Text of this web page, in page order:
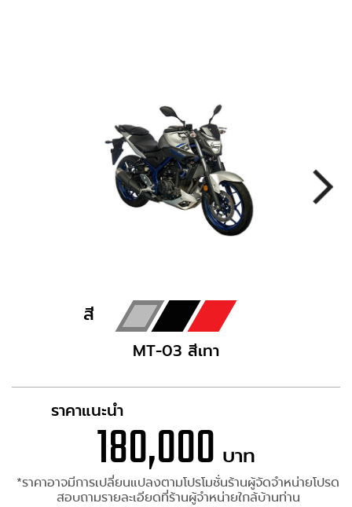
สี
MT-03 สีเทา
ราคาแนะนำ
180,000 บาท
*ราคาอาจมีการเปลี่ยนแปลงตามโปรโมชั่นร้านผู้จัดจำหน่ายโปรด
สอบถามรายละเอียดที่ร้านผู้จำหน่ายใกล้บ้านท่าน